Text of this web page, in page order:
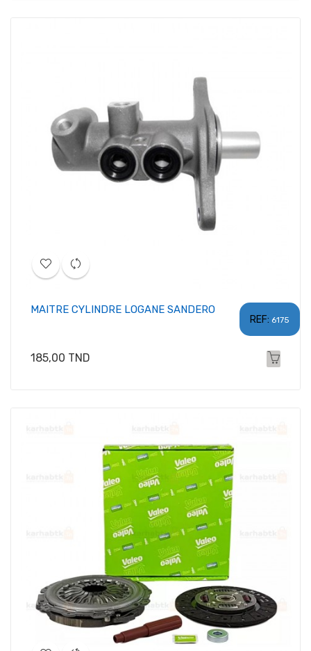
REF: 6175
MAITRE CYLINDRE LOGANE SANDERO
Prix
185,00 TND